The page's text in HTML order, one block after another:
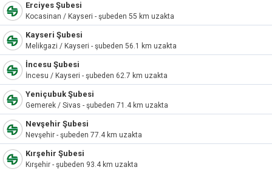
Erciyes Şubesi
Kocasinan / Kayseri - şubeden 55 km uzakta
Kayseri Şubesi
Melikgazi / Kayseri - şubeden 56.1 km uzakta
İncesu Şubesi
İncesu / Kayseri - şubeden 62.7 km uzakta
Yeniçubuk Şubesi
Gemerek / Sivas - şubeden 71.4 km uzakta
Nevşehir Şubesi
Nevşehir - şubeden 77.4 km uzakta
Kırşehir Şubesi
Kırşehir - şubeden 93.4 km uzakta